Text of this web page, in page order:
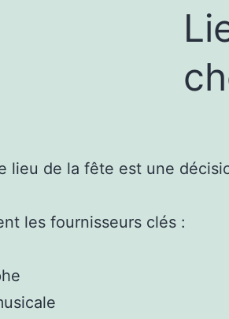
lieu de la fête est une
les fournisseurs clés :